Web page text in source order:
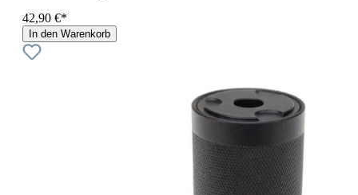
42,90 €*
In den Warenkorb